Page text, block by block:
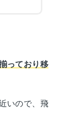
っており移
いので、飛